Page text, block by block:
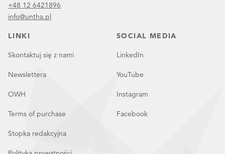
+48 12 6421896
info@untha.pl
LINKI
Skontaktuj się z nami
Newslettera
OWH
Terms of purchase
Stopka redakcyjna
SOCIAL MEDIA
LinkedIn
YouTube
Instagram
Facebook